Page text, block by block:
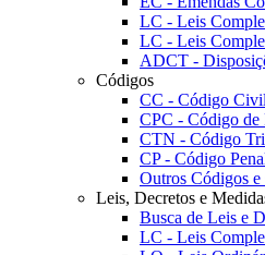
LC - Leis
LC - Leis
ADCT -
Códigos
CC - Código Civil
CPC - Código de
CTN - Código
CP - Código
Outros Códigos
Leis, Decretos e
Busca de Leis e
LC - Leis